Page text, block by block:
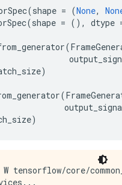
(shape = (None,
(shape = (), dtype
(
)
(
)
W tensorflow/core/